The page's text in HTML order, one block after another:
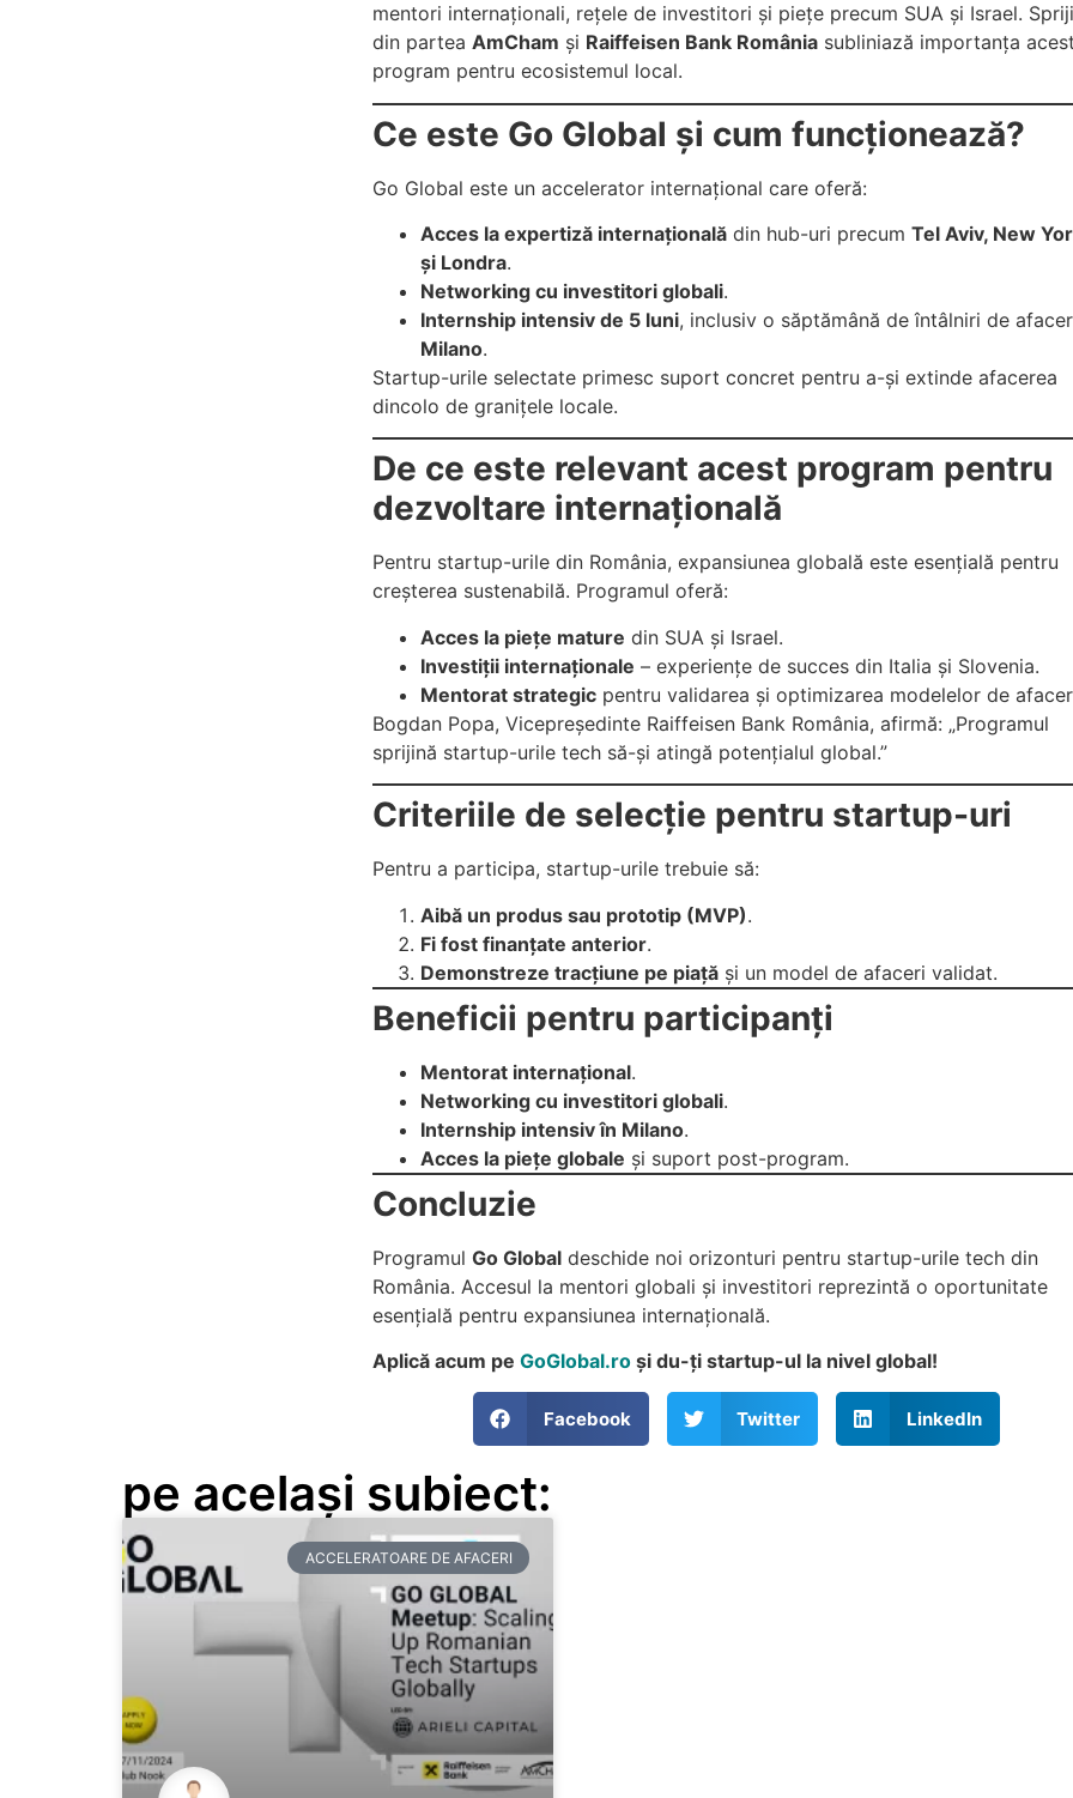
mentori internaționali, rețele de investitori și piețe precum SUA și Israel.
din partea AmCham și Raiffeisen Bank Româniasubliniază importanța
program pentru ecosistemul local.
Ce este Go Global și cum funcționează?
Go Global este un accelerator internațional care oferă:
Acces la expertiză internaționalădin hub-uri precum Tel Aviv, New
și Londra.
Networking cu investitori globali.
Internship intensiv de 5 luni, inclusiv o săptămână de întâlniri de
Milano.
Startup-urile selectate primesc suport concret pentru a-și extinde afacerea
dincolo de granițele locale.
De ce este relevant acest program pentru
dezvoltare internațională
Pentru startup-urile din România, expansiunea globală este esențială pentru
creșterea sustenabilă. Programul oferă:
Acces la piețe mature din SUA și Israel.
Investiții internaționale – experiențe de succes din Italia și Slovenia.
Mentorat strategicpentru validarea și optimizarea modelelor de
Bogdan Popa, Vicepreședinte Raiffeisen Bank România, afirmă: „Programul
sprijină startup-urile tech să-și atingă potențialul global.”
Criteriile de selecție pentru startup-uri
Pentru a participa, startup-urile trebuie să:
Aibă un produs sau prototip (MVP).
Fi fost finanțate anterior.
Demonstreze tracțiune pe piațăși un model de afaceri validat.
Beneficii pentru participanți
Mentorat internațional.
Networking cu investitori globali.
Internship intensiv în Milano.
Acces la piețe globale și suport post-program.
Concluzie
Programul Go Globaldeschide noi orizonturi pentru startup-urile tech din
România. Accesul la mentori globali și investitori reprezintă o oportunitate
esențială pentru expansiunea internațională.
Aplică acum pe GoGlobal.roși du-ți startup-ul la nivel global!
Facebook Twitter LinkedIn
pe același subiect:
ACCELERATOARE DE AFACERI